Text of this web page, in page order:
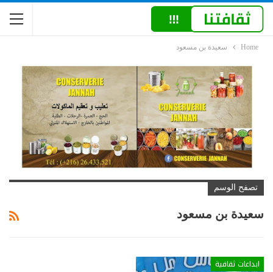
Home سعيدة بن مسعود
تصفح الوسم
سعيدة بن مسعود
ابداعات ثقافية